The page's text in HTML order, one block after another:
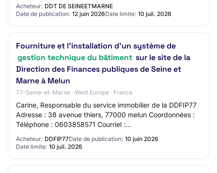
Acheteur: DDT DE SEINEETMARNE
Date de publication: 12 juin 2026Date limite: 10 juil. 2026
Fourniture et l'installation d'un système de
gestion technique du bâtiment sur le site de la
Direction des Finances publiques de Seine et
Marne à Melun
77-Seine-et-Marne · West Europe · France
Carine, Responsable du service immobilier de la DDFIP77
Adresse : 38 avenue thiers, 77000 melun Coordonnées :
Téléphone : 0603858571 Courriel :
du…
Acheteur: DDFIP77Date de publication: 10 juin 2026
Date limite: 10 juil. 2026